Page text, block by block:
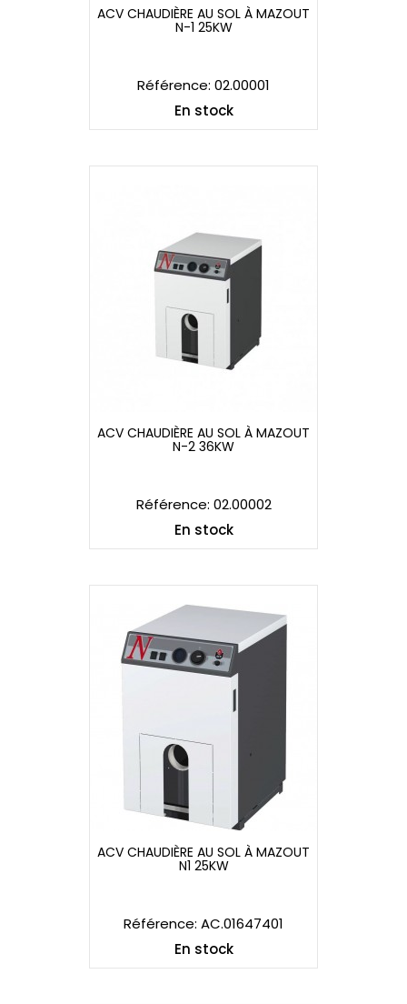
ACV CHAUDIÈRE AU SOL À MAZOUT
N-1 25KW
Référence: 02.00001
En stock
ACV CHAUDIÈRE AU SOL À MAZOUT
N-2 36KW
Référence: 02.00002
En stock
ACV CHAUDIÈRE AU SOL À MAZOUT
N1 25KW
Référence: AC.01647401
En stock